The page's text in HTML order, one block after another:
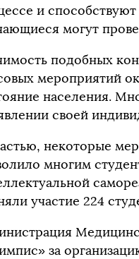
и способствуют
могут
подобных
мероприятий
населения.
своей
некоторые
многим
участие 224
за